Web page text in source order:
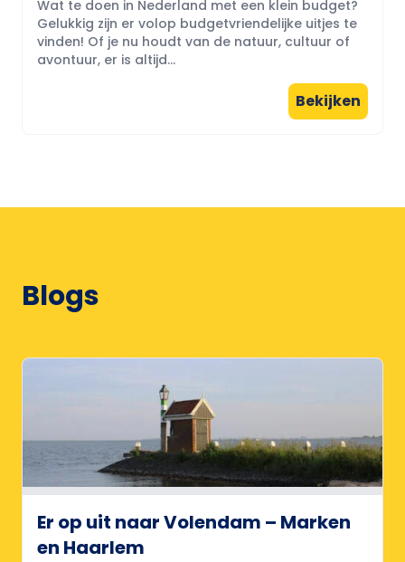
Wat te doen in Nederland met een klein budget?
Gelukkig zijn er volop budgetvriendelijke uitjes te
vinden! Of je nu houdt van de natuur, cultuur of
avontuur, er is altijd...
Bekijken
Blogs
Er op uit naar Volendam – Marken
en Haarlem